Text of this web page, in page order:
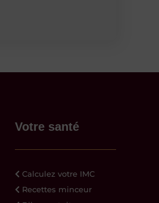
Votre santé
Calculez votre IMC
Recettes minceur